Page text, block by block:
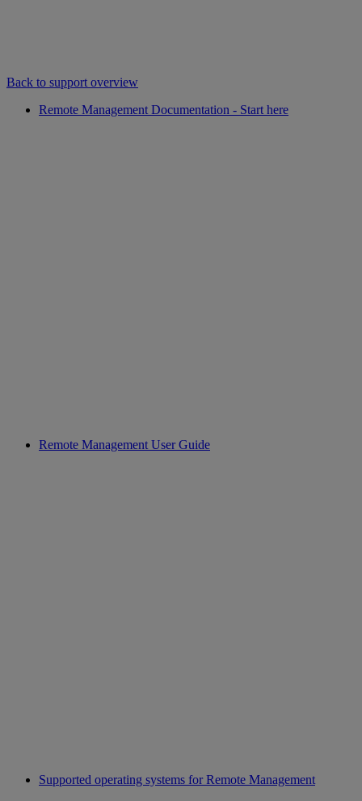
Back to support overview
Remote Management Documentation - Start here
Remote Management User Guide
Supported operating systems for Remote Management